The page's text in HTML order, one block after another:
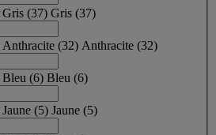
Gris (37) Gris (37)
Anthracite (32) Anthracite (32)
Bleu (6) Bleu (6)
Jaune (5) Jaune (5)